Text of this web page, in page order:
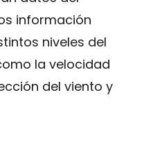
información
niveles del
la velocidad
del viento y